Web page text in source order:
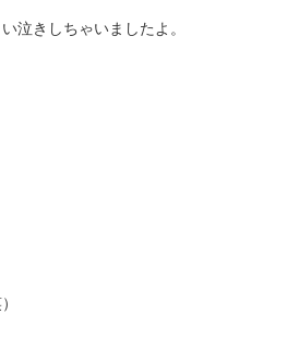
泣きしちゃいましたよ。